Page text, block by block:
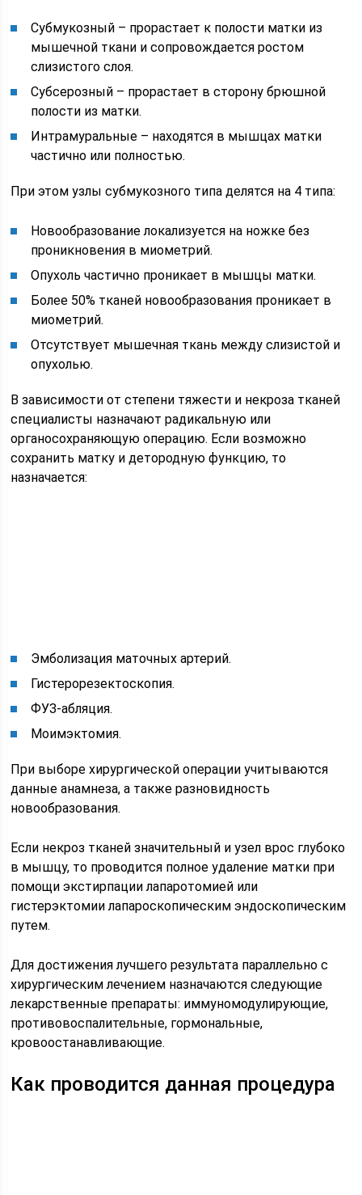
Субмукозный – прорастает к полости матки из
мышечной ткани и сопровождается ростом
слизистого слоя.
Субсерозный – прорастает в сторону брюшной
полости из матки.
Интрамуральные – находятся в мышцах матки
частично или полностью.
При этом узлы субмукозного типа делятся на 4 типа:
Новообразование локализуется на ножке без
проникновения в миометрий.
Опухоль частично проникает в мышцы матки.
Более 50% тканей новообразования проникает в
миометрий.
Отсутствует мышечная ткань между слизистой и
опухолью.
В зависимости от степени тяжести и некроза тканей
специалисты назначают радикальную или
органосохраняющую операцию. Если возможно
сохранить матку и детородную функцию, то
назначается:
Эмболизация маточных артерий.
Гистерорезектоскопия.
ФУЗ-абляция.
Моимэктомия.
При выборе хирургической операции учитываются
данные анамнеза, а также разновидность
новообразования.
Если некроз тканей значительный и узел врос глубоко
в мышцу, то проводится полное удаление матки при
помощи экстирпации лапаротомией или
гистерэктомии лапароскопическим эндоскопическим
путем.
Для достижения лучшего результата параллельно с
хирургическим лечением назначаются следующие
лекарственные препараты: иммуномодулирующие,
противовоспалительные, гормональные,
кровоостанавливающие.
Как проводится данная процедура